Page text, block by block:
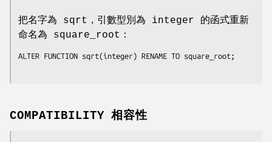
把名字為 sqrt，引數型別為 integer 的函式重新
命名為 square_root：
ALTER FUNCTION sqrt(integer) RENAME TO square_root;
COMPATIBILITY 相容性